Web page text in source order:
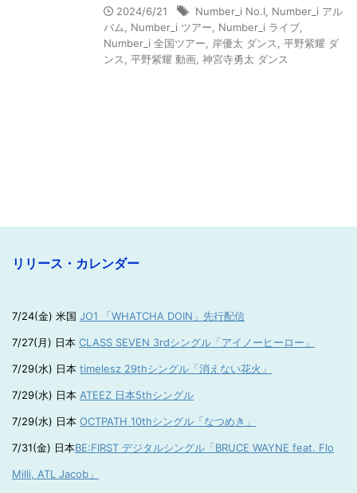
2024/6/21 Number_i No.I Number_i アル
バム
Number_i ツアー Number_i ライブ
Number_i 全国ツアー
岸優太 ダンス
平野紫耀 ダ
ンス
平野紫耀 動画 神宮寺勇太 ダンス
リリース・カレンダー
7/24(金) 米国 JO1 「WHATCHA DOIN」先行配信
7/27(月) 日本 CLASS SEVEN 3rdシングル「アイノーヒーロー」
7/29(水) 日本 timelesz 29thシングル「消えない花火」
7/29(水) 日本 ATEEZ 日本5thシングル
7/29(水) 日本 OCTPATH 10thシングル「なつめき」
7/31(金) 日本BE:FIRST デジタルシングル「BRUCE WAYNE feat. Flo
Milli, ATL Jacob」